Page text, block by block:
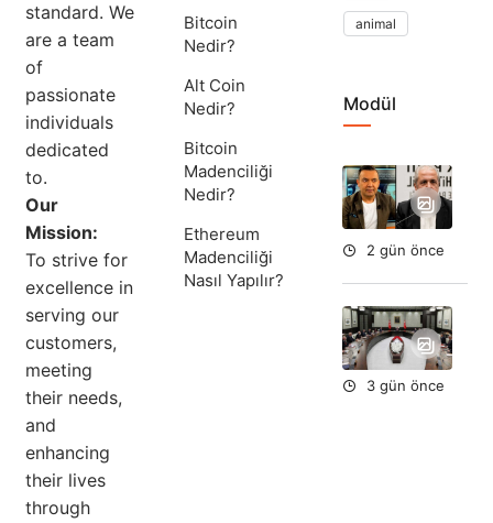
standard. We
are a team
of
passionate
individuals
dedicated
to.
Our
Mission:
To strive for
excellence in
serving our
customers,
meeting
their needs,
and
enhancing
their lives
through
Bitcoin
Nedir?
Alt Coin
Nedir?
Bitcoin
Madenciliği
Nedir?
Ethereum
Madenciliği
Nasıl Yapılır?
animal
Modül
2 gün önce
3 gün önce